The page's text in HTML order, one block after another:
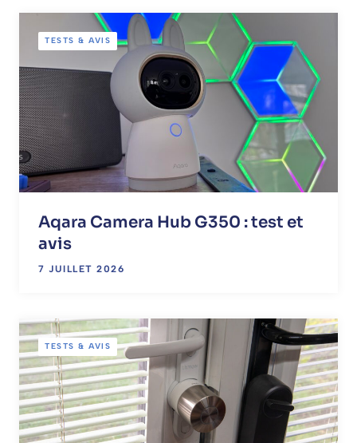
TESTS & AVIS
Aqara Camera Hub G350 : test et
avis
7 JUILLET 2026
TESTS & AVIS